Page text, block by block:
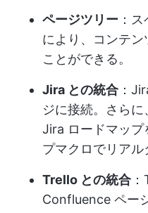
ページツリー ：
により、コンテ
ことができる。
Jira との統合 ：
ジに接続。さら
Jira ロードマップ
プマクロでリアル
Trello との統合
Confluence ペー